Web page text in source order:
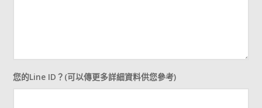
您的Line ID？(可以傳更多詳細資料供您參考)